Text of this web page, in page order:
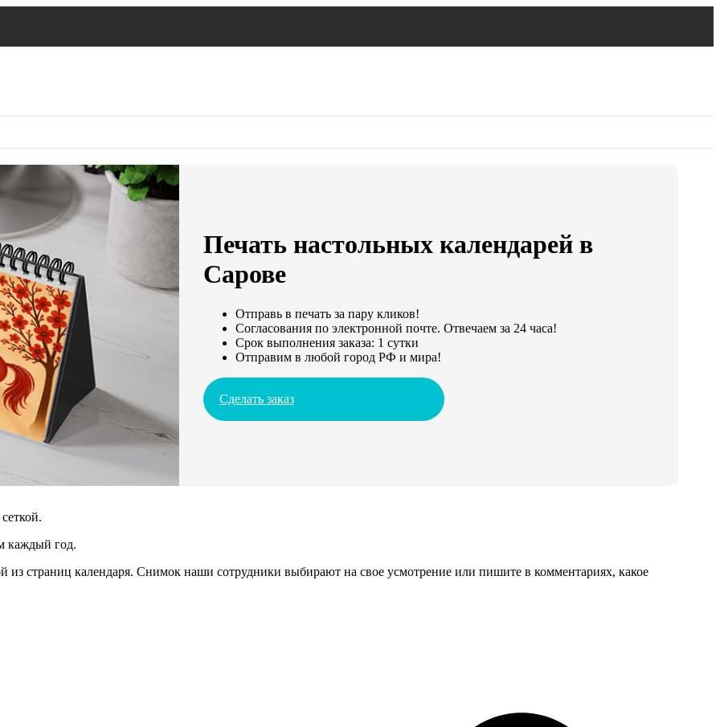
Печать настольных календарей в
Сарове
Отправь в печать за пару кликов!
Согласования по электронной почте. Отвечаем за 24 часа!
Срок выполнения заказа: 1 сутки
Отправим в любой город РФ и мира!
Сделать заказ
каждый год.
страниц календаря. Снимок наши сотрудники выбирают на свое усмотрение или пишите в комментариях, какое